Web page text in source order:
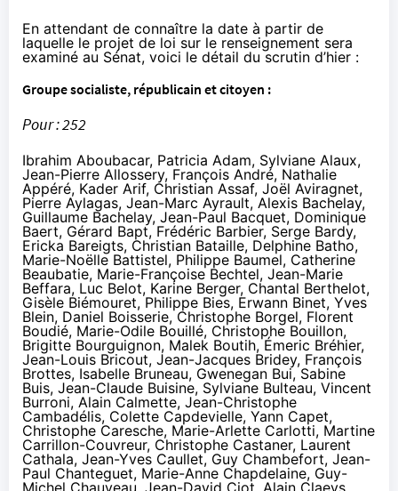
En attendant de connaître la date à partir de
laquelle le projet de loi sur le renseignement sera
examiné au Sénat, voici le détail du scrutin d’hier :
Groupe socialiste, républicain et citoyen :
Pour : 252
Ibrahim Aboubacar, Patricia Adam, Sylviane Alaux,
Jean-Pierre Allossery, François André, Nathalie
Appéré, Kader Arif, Christian Assaf, Joël Aviragnet,
Pierre Aylagas, Jean-Marc Ayrault, Alexis Bachelay,
Guillaume Bachelay, Jean-Paul Bacquet, Dominique
Baert, Gérard Bapt, Frédéric Barbier, Serge Bardy,
Ericka Bareigts, Christian Bataille, Delphine Batho,
Marie-Noëlle Battistel, Philippe Baumel, Catherine
Beaubatie, Marie-Françoise Bechtel, Jean-Marie
Beffara, Luc Belot, Karine Berger, Chantal Berthelot,
Gisèle Biémouret, Philippe Bies, Erwann Binet, Yves
Blein, Daniel Boisserie, Christophe Borgel, Florent
Boudié, Marie-Odile Bouillé, Christophe Bouillon,
Brigitte Bourguignon, Malek Boutih, Émeric Bréhier,
Jean-Louis Bricout, Jean-Jacques Bridey, François
Brottes, Isabelle Bruneau, Gwenegan Bui, Sabine
Buis, Jean-Claude Buisine, Sylviane Bulteau, Vincent
Burroni, Alain Calmette, Jean-Christophe
Cambadélis, Colette Capdevielle, Yann Capet,
Christophe Caresche, Marie-Arlette Carlotti, Martine
Carrillon-Couvreur, Christophe Castaner, Laurent
Cathala, Jean-Yves Caullet, Guy Chambefort, Jean-
Paul Chanteguet, Marie-Anne Chapdelaine, Guy-
Michel Chauveau, Jean-David Ciot, Alain Claeys,